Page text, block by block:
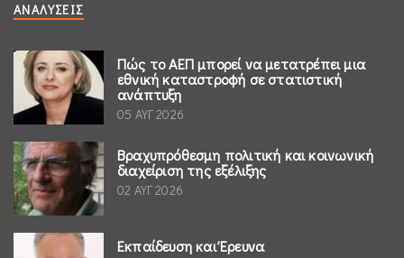
ΑΝΑΛΎΣΕΙΣ
Πώς το ΑΕΠ μπορεί να μετατρέπει μια
εθνική καταστροφή σε στατιστική
ανάπτυξη
05 ΑΥΓ 2026
Βραχυπρόθεσμη πολιτική και κοινωνική
διαχείριση της εξέλιξης
02 ΑΥΓ 2026
Εκπαίδευση και Έρευνα